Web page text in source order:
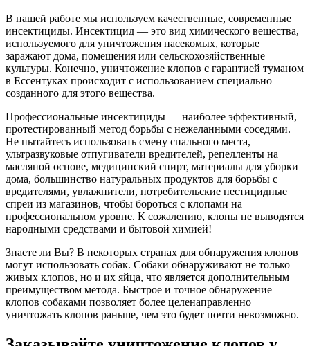
В нашей работе мы используем качественные, современные
инсектициды. Инсектицид — это вид химического вещества,
используемого для уничтожения насекомых, которые
заражают дома, помещения или сельскохозяйственные
культуры. Конечно, уничтожение клопов с гарантией туманом
в Ессентуках происходит с использованием специально
созданного для этого вещества.
Профессиональные инсектициды — наиболее эффективный,
протестированный метод борьбы с нежеланными соседями.
Не пытайтесь использовать смену спального места,
ультразвуковые отпугиватели вредителей, репелленты на
масляной основе, медицинский спирт, материалы для уборки
дома, большинство натуральных продуктов для борьбы с
вредителями, увлажнители, потребительские пестицидные
спреи из магазинов, чтобы бороться с клопами на
профессиональном уровне. К сожалению, клопы не выводятся
народными средствами и бытовой химией!
Знаете ли Вы? В некоторых странах для обнаружения клопов
могут использовать собак. Собаки обнаруживают не только
живых клопов, но и их яйца, что является дополнительным
преимуществом метода. Быстрое и точное обнаружение
клопов собаками позволяет более целенаправленно
уничтожать клопов раньше, чем это будет почти невозможно.